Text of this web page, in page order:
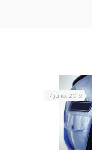
17 julio, 2019